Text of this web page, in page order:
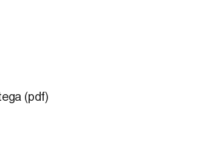
(pdf)